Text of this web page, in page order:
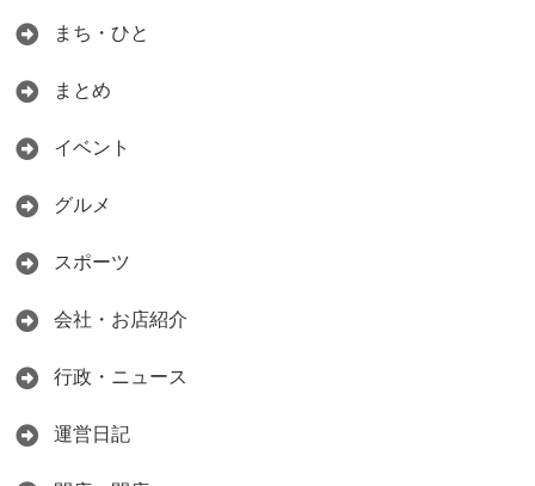
まち・ひと
まとめ
イベント
グルメ
スポーツ
会社・お店紹介
行政・ニュース
運営日記